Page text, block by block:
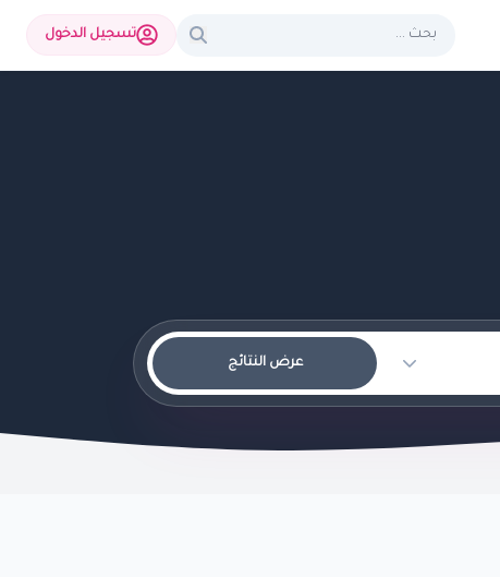
تسجيل الدخول
عرض النتائج